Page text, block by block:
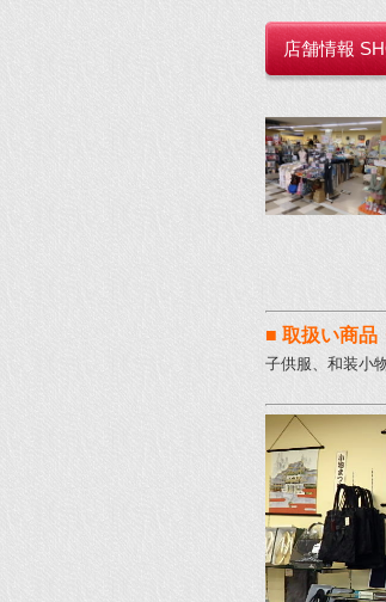
店舗情報
■ 取扱い商品
子供服、和装小